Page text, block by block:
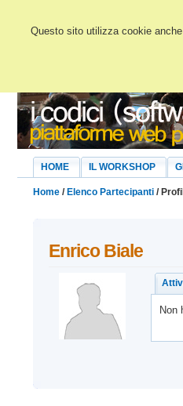
Questo sito utilizza cookie
HOME IL WORKSHOP
Home / Elenco Partecipanti /
Enrico Biale
Non